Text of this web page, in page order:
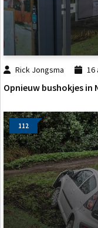
Rick Jongsma 16
Opnieuw bushokjes in
112